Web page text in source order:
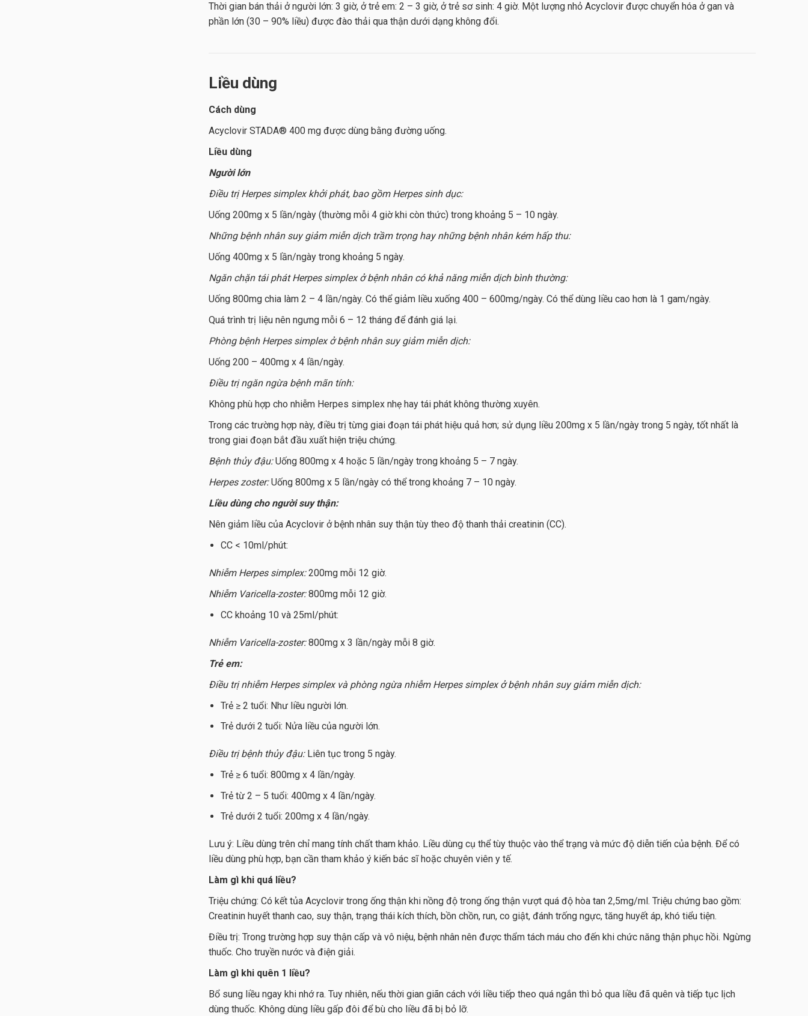
Thời gian bán thải ở người lớn: 3 giờ, ở trẻ em: 2 – 3 giờ, ở trẻ sơ sinh: 4 giờ. Một lượng nhỏ Acyclovir được chuyển hóa ở gan và
phần lớn (30 – 90% liều) được đào thải qua thận dưới dạng không đổi.
Liều dùng
Cách dùng
Acyclovir STADA® 400 mg được dùng bằng đường uống.
Liều dùng
Người lớn
Điều trị Herpes simplex khởi phát, bao gồm Herpes sinh dục:
Uống 200mg x 5 lần/ngày (thường mỗi 4 giờ khi còn thức) trong khoảng 5 – 10 ngày.
Những bệnh nhân suy giảm miễn dịch trầm trọng hay những bệnh nhân kém hấp thu:
Uống 400mg x 5 lần/ngày trong khoảng 5 ngày.
Ngăn chặn tái phát Herpes simplex ở bệnh nhân có khả năng miễn dịch bình thường:
Uống 800mg chia làm 2 – 4 lần/ngày. Có thể giảm liều xuống 400 – 600mg/ngày. Có thể dùng liều cao hơn là 1 gam/ngày.
Quá trình trị liệu nên ngưng mỗi 6 – 12 tháng để đánh giá lại.
Phòng bệnh Herpes simplex ở bệnh nhân suy giảm miễn dịch:
Uống 200 – 400mg x 4 lần/ngày.
Điều trị ngăn ngừa bệnh mãn tính:
Không phù hợp cho nhiễm Herpes simplex nhẹ hay tái phát không thường xuyên.
Trong các trường hợp này, điều trị từng giai đoạn tái phát hiệu quả hơn; sử dụng liều 200mg x 5 lần/ngày trong 5 ngày, tốt nhất là
trong giai đoạn bắt đầu xuất hiện triệu chứng.
Bệnh thủy đậu:Uống 800mg x 4 hoặc 5 lần/ngày trong khoảng 5 – 7 ngày.
Herpes zoster:Uống 800mg x 5 lần/ngày có thể trong khoảng 7 – 10 ngày.
Liều dùng cho người suy thận:
Nên giảm liều của Acyclovir ở bệnh nhân suy thận tùy theo độ thanh thải creatinin (CC).
CC < 10ml/phút:
Nhiễm Herpes simplex:200mg mỗi 12 giờ.
Nhiễm Varicella-zoster:800mg mỗi 12 giờ.
CC khoảng 10 và 25ml/phút:
Nhiễm Varicella-zoster:800mg x 3 lần/ngày mỗi 8 giờ.
Trẻ em:
Điều trị nhiễm Herpes simplex và phòng ngừa nhiễm Herpes simplex ở bệnh nhân suy giảm miễn dịch:
Trẻ ≥ 2 tuổi: Như liều người lớn.
Trẻ dưới 2 tuổi: Nửa liều của người lớn.
Điều trị bệnh thủy đậu: Liên tục trong 5 ngày.
Trẻ ≥ 6 tuổi: 800mg x 4 lần/ngày.
Trẻ từ 2 – 5 tuổi: 400mg x 4 lần/ngày.
Trẻ dưới 2 tuổi: 200mg x 4 lần/ngày.
Lưu ý: Liều dùng trên chỉ mang tính chất tham khảo. Liều dùng cụ thể tùy thuộc vào thể trạng và mức độ diễn tiến của bệnh. Để có
liều dùng phù hợp, bạn cần tham khảo ý kiến bác sĩ hoặc chuyên viên y tế.
Làm gì khi quá liều?
Triệu chứng: Có kết tủa Acyclovir trong ống thận khi nồng độ trong ống thận vượt quá độ hòa tan 2,5mg/ml. Triệu chứng bao gồm:
Creatinin huyết thanh cao, suy thận, trạng thái kích thích, bồn chồn, run, co giật, đánh trống ngực, tăng huyết áp, khó tiểu tiện.
Điều trị: Trong trường hợp suy thận cấp và vô niệu, bệnh nhân nên được thẩm tách máu cho đến khi chức năng thận phục hồi. Ngừng
thuốc. Cho truyền nước và điện giải.
Làm gì khi quên 1 liều?
Bổ sung liều ngay khi nhớ ra. Tuy nhiên, nếu thời gian giãn cách với liều tiếp theo quá ngắn thì bỏ qua liều đã quên và tiếp tục lịch
dùng thuốc. Không dùng liều gấp đôi để bù cho liều đã bị bỏ lỡ.